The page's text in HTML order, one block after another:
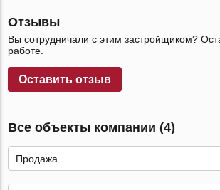
Отзывы
Вы сотрудничали с этим застройщиком?
работе.
Оставить отзыв
Все объекты компании (4)
Продажа